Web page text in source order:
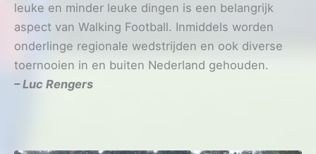
leuke en minder leuke dingen is een belangrijk
aspect van Walking Football. Inmiddels worden
onderlinge regionale wedstrijden en ook diverse
toernooien in en buiten Nederland gehouden.
– Luc Rengers